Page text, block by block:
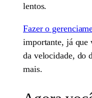
lentos.
Fazer o
importante, já que
da velocidade, do
mais.